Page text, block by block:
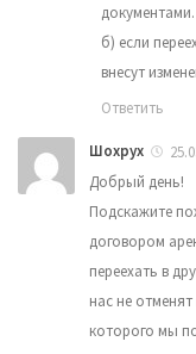
документами.
б) если
внесут
Ответить
Шохрух
Добрый день!
Подскажите
договором
переехать в
нас не
которого мы